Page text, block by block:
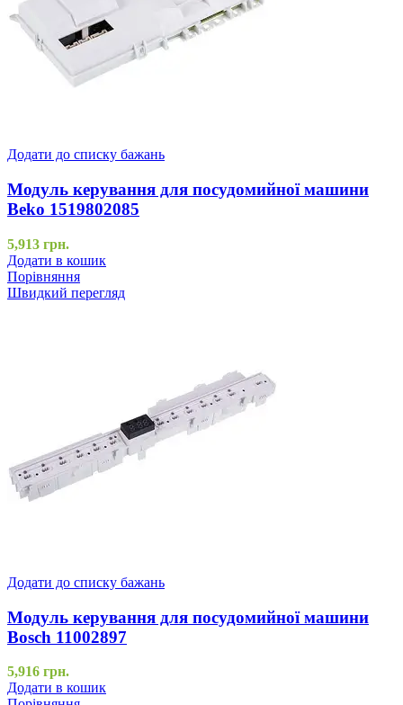
Додати до списку бажань
Модуль керування для посудомийної машини
Beko 1519802085
5,913 грн.
Додати в кошик
Порівняння
Швидкий перегляд
Додати до списку бажань
Модуль керування для посудомийної машини
Bosch 11002897
5,916 грн.
Додати в кошик